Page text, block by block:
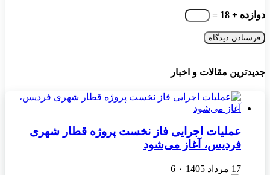
دوازده + 18 =
جدیدترین مقالات و اخبار
عملیات اجرایی فاز نخست پروژه قطار شهری
فردیس، آغاز می‌شود
17 مرداد 1405 ۰ 6